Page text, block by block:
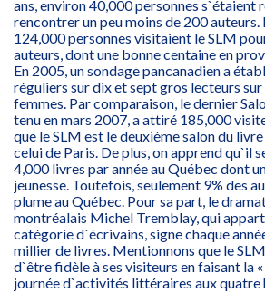
ans, environ 40,000 personnes s`étaient
rencontrer un peu moins de 200 auteurs.
124,000 personnes visitaient le SLM
auteurs, dont une bonne centaine en
En 2005, un sondage pancanadien a
réguliers sur dix et sept gros lecteurs
femmes. Par comparaison, le dernier
tenu en mars 2007, a attiré 185,000
que le SLM est le deuxième salon du
celui de Paris. De plus, on apprend qu`il
4,000 livres par année au Québec dont
jeunesse. Toutefois, seulement 9% des
plume au Québec. Pour sa part, le
montréalais Michel Tremblay, qui
catégorie d`écrivains, signe chaque
millier de livres. Mentionnons que le
d`être fidèle à ses visiteurs en faisant la
journée d`activités littéraires aux quatre